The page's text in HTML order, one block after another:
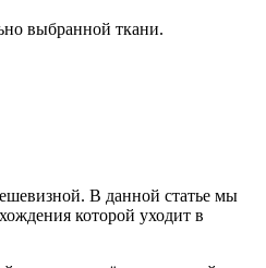
выбранной ткани.
В данной статье мы
которой уходит в